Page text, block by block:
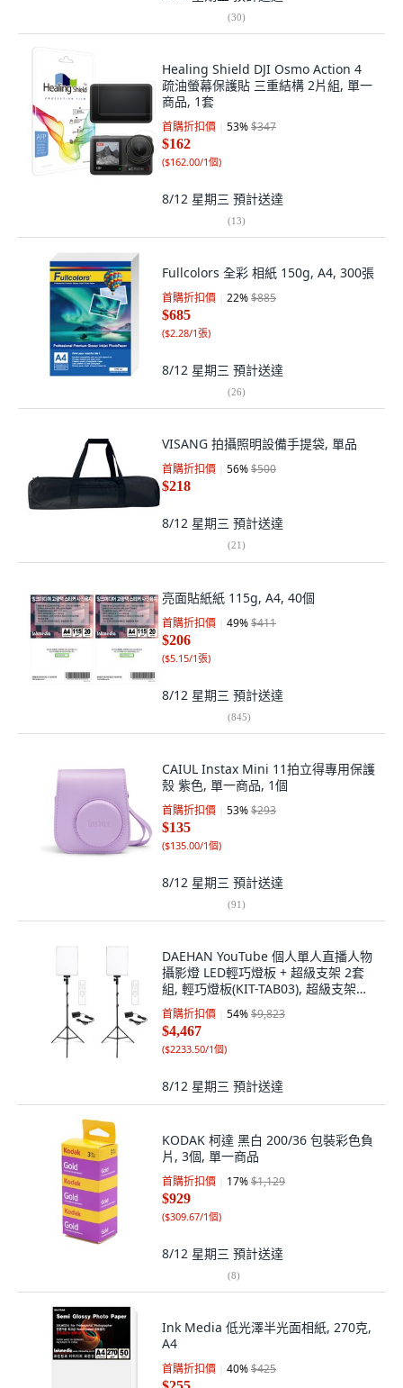
(30)
Healing Shield DJI Osmo Action 4
疏油螢幕保護貼 三重結構 2片組, 單一
商品, 1套
首購折扣價 53%$347
$162
($162.00/1個)
8/12 星期三 預計送達
(13)
Fullcolors 全彩 相紙 150g, A4, 300張
首購折扣價 22%$885
$685
($2.28/1張)
8/12 星期三 預計送達
(26)
VISANG 拍攝照明設備手提袋, 單品
首購折扣價 56%$500
$218
8/12 星期三 預計送達
(21)
亮面貼紙紙 115g, A4, 40個
首購折扣價 49%$411
$206
($5.15/1張)
8/12 星期三 預計送達
(845)
CAIUL Instax Mini 11拍立得專用保護
殼 紫色, 單一商品, 1個
首購折扣價 53%$293
$135
($135.00/1個)
8/12 星期三 預計送達
(91)
DAEHAN YouTube 個人單人直播人物
攝影燈 LED輕巧燈板 + 超級支架 2套
組, 輕巧燈板(KIT-TAB03), 超級支架
(ST-7020), 2套
首購折扣價 54%$9,823
$4,467
($2233.50/1個)
8/12 星期三 預計送達
KODAK 柯達 黑白 200/36 包裝彩色負
片, 3個, 單一商品
首購折扣價 17%$1,129
$929
($309.67/1個)
8/12 星期三 預計送達
(8)
Ink Media 低光澤半光面相紙, 270克,
A4
首購折扣價 40%$425